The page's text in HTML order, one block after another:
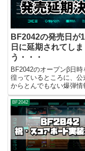
BF2042の発売日が
日に延期されてしま
う・・・
BF2042のオープンβ日
徨っているところに、公
からとんでもない爆弾情
されました。それが以下
けざっくり言うとBF2042
日延期するわー11月19日
変更するわー（約1か月
コロナ禍で...
BF2042